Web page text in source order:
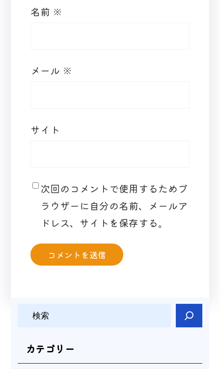
名前 ※
メール ※
サイト
次回のコメントで使用するためブ
ラウザーに自分の名前、メールア
ドレス、サイトを保存する。
カテゴリー